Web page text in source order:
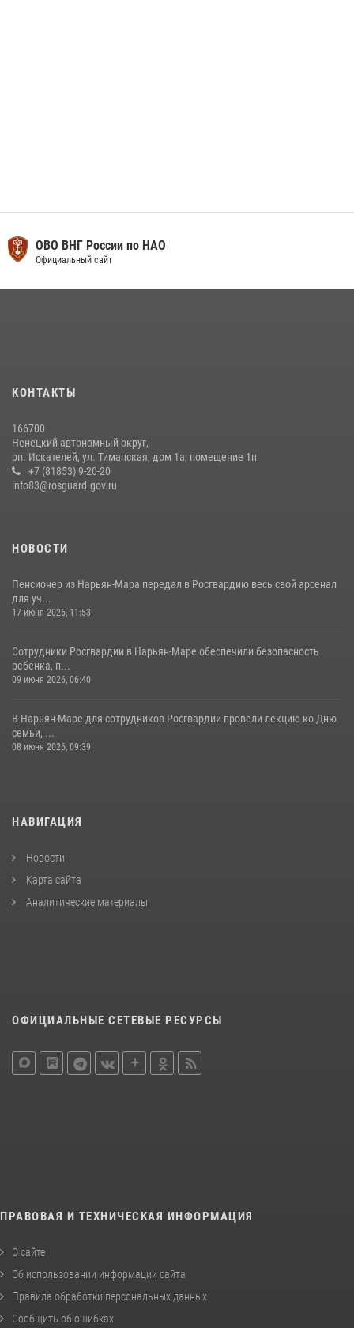
ОВО ВНГ России по НАО
Официальный сайт
КОНТАКТЫ
166700
Ненецкий автономный округ,
рп. Искателей, ул. Тиманская, дом 1а, помещение 1н
+7 (81853) 9-20-20
info83@rosguard.gov.ru
НОВОСТИ
Пенсионер из Нарьян-Мара передал в Росгвардию весь свой арсенал
для уч...
17 июня 2026, 11:53
Сотрудники Росгвардии в Нарьян-Маре обеспечили безопасность
ребенка, п...
09 июня 2026, 06:40
В Нарьян-Маре для сотрудников Росгвардии провели лекцию ко Дню
семьи, ...
08 июня 2026, 09:39
НАВИГАЦИЯ
Новости
Карта сайта
Аналитические материалы
ОФИЦИАЛЬНЫЕ СЕТЕВЫЕ РЕСУРСЫ
ПРАВОВАЯ И ТЕХНИЧЕСКАЯ ИНФОРМАЦИЯ
О сайте
Об использовании информации сайта
Правила обработки персональных данных
Сообщить об ошибках